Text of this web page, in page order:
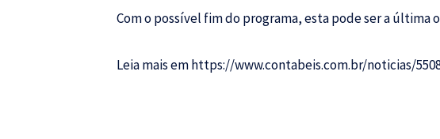
Com o possível fim do programa, esta pode ser a
Leia mais emhttps://www.contabeis.com.br/noticias/